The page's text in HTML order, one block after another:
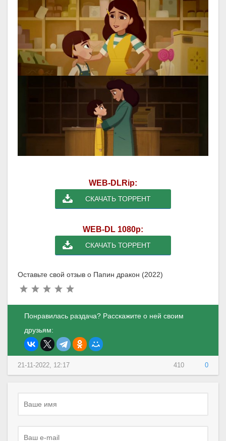
WEB-DLRip:
СКАЧАТЬ ТОРРЕНТ
WEB-DL 1080p:
СКАЧАТЬ ТОРРЕНТ
Оставьте свой отзыв о Папин дракон (2022)
Понравилась раздача? Расскажите о ней своим
друзьям:
410 0
21-11-2022, 12:17